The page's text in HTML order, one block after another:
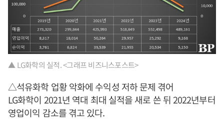
▲ LG화학의 실적. <그래프 비즈니스포스트>
△석유화학 업황 악화에 수익성 저하 문제 겪어
LG화학이 2021년 역대 최대 실적을 새로 쓴 뒤 2022년부터
영업이익 감소를 겪고 있다.